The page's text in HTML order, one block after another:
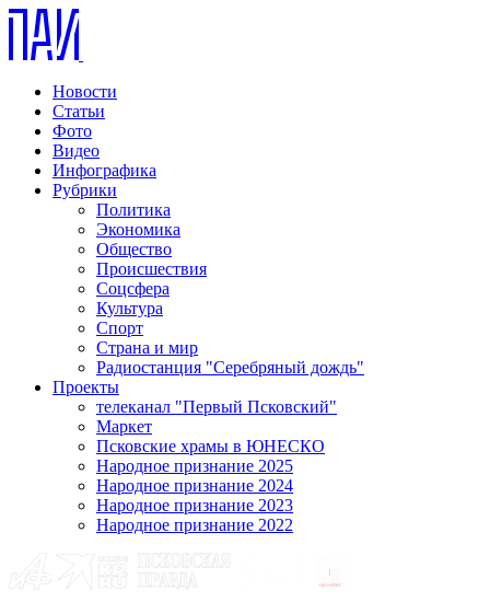
Новости
Статьи
Фото
Видео
Инфографика
Рубрики
Политика
Экономика
Общество
Происшествия
Соцсфера
Культура
Спорт
Страна и мир
Радиостанция "Серебряный дождь"
Проекты
телеканал "Первый Псковский"
Маркет
Псковские храмы в ЮНЕСКО
Народное признание 2025
Народное признание 2024
Народное признание 2023
Народное признание 2022